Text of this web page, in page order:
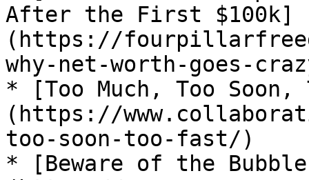
After the First $100k]
(https://
why-net-worth-goes-
* [Too Much, Too Soon,
(https://
too-soon-too-fast/)
* [Beware of the